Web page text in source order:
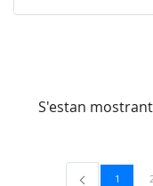
S'estan
Pàgina
1